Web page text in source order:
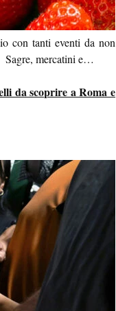
con tanti eventi da non
Sagre, mercatini e…
da scoprire a Roma e